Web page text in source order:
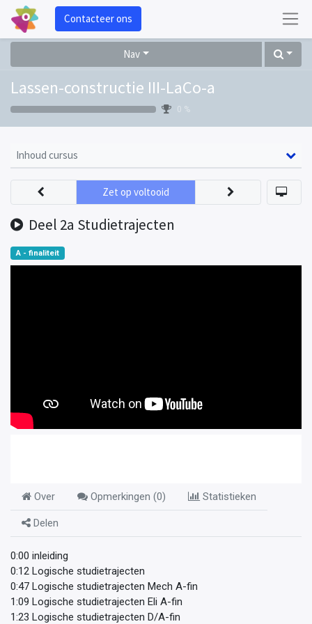
Contacteer ons
Nav
Lassen-constructie III-LaCo-a
0 %
Inhoud cursus
Deel 2a Studietrajecten
Zet op voltooid
A - finaliteit
Over Opmerkingen (0) Statistieken
Delen
0:00 inleiding
0:12 Logische studietrajecten
0:47 Logische studietrajecten Mech A-fin
1:09 Logische studietrajecten Eli A-fin
1:23 Logische studietrajecten D/A-fin